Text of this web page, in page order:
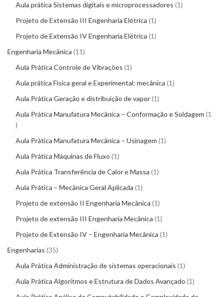
Aula prática Sistemas digitais e microprocessadores 1
Projeto de Extensão III Engenharia Elétrica 1
Projeto de Extensão IV Engenharia Elétrica 1
Engenharia Mecânica 11
Aula Prática Controle de Vibrações 1
Aula prática Física geral e Experimental: mecânica 1
Aula Prática Geração e distribuição de vapor 1
Aula Prática Manufatura Mecânica – Conformação e Soldagem 1
Aula Prática Manufatura Mecânica – Usinagem 1
Aula Prática Máquinas de Fluxo 1
Aula Prática Transferência de Calor e Massa 1
Aula Prática – Mecânica Geral Aplicada 1
Projeto de extensão II Engenharia Mecânica 1
Projeto de extensão III Engenharia Mecânica 1
Projeto de Extensão IV – Engenharia Mecânica 1
Engenharias 35
Aula Prática Administração de sistemas operacionais 1
Aula Prática Algoritmos e Estrutura de Dados Avançado 1